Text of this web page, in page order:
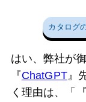
カタログ
はい、弊社が
『ChatGPT』
く理由は、「『